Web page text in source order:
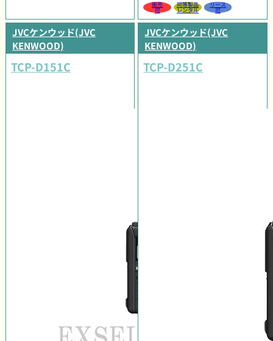
販売
可
同等製品
レンタル
リース
可
JVCケンウッド(JVC
KENWOOD)
TCP-D151C
JVCケンウッド(JVC
KENWOOD)
TCP-D251C